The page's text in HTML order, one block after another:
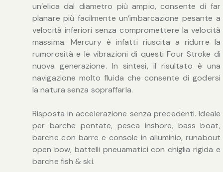
un’elica dal diametro più ampio, consente di far
planare più facilmente un’imbarcazione pesante a
velocità inferiori senza compromettere la velocità
massima. Mercury è infatti riuscita a ridurre la
rumorosità e le vibrazioni di questi Four Stroke di
nuova generazione. In sintesi, il risultato è una
navigazione molto fluida che consente di godersi
la natura senza sopraffarla.
Risposta in accelerazione senza precedenti. Ideale
per barche pontate, pesca inshore, bass boat,
barche con barre e console in alluminio, runabout
open bow, battelli pneuamatici con chiglia rigida e
barche fish & ski.